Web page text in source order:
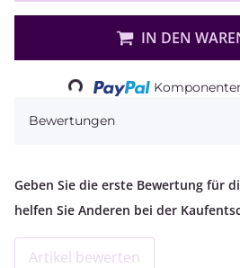
IN DEN
Loading...
Bewertungen
Geben Sie die erste Bewertung für
helfen Sie Anderen bei der
Artikel bewerten